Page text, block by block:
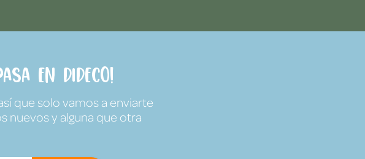
en Dideco!
que solo vamos a enviarte
nuevos y alguna que otra